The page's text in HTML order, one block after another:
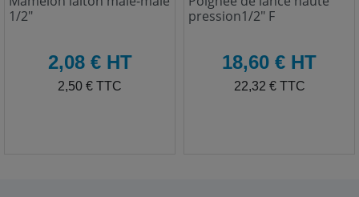
1/2"
2,08 € HT
2,50 € TTC
pression1/2" F
18,60 € HT
22,32 € TTC